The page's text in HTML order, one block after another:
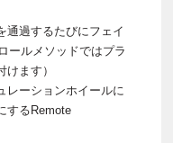
通過するたびにフェイ
ールメソッドではプラ
ます）
レーションホイールに
するRemote